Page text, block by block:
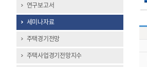
연구보고서
세미나자료
주택경기전망
주택사업경기전망지수